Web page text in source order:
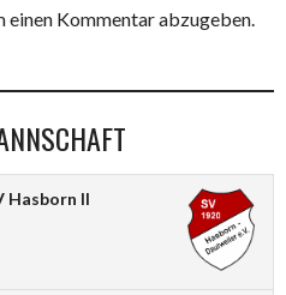
einen Kommentar abzugeben.
Hasborn II